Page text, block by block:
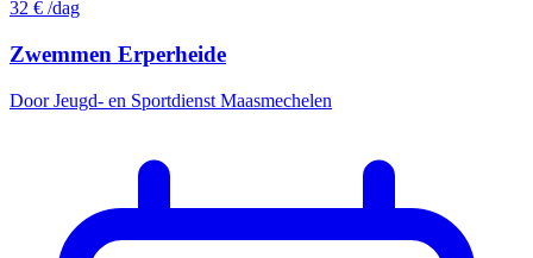
32 € /dag
Zwemmen Erperheide
Door Jeugd- en Sportdienst Maasmechelen